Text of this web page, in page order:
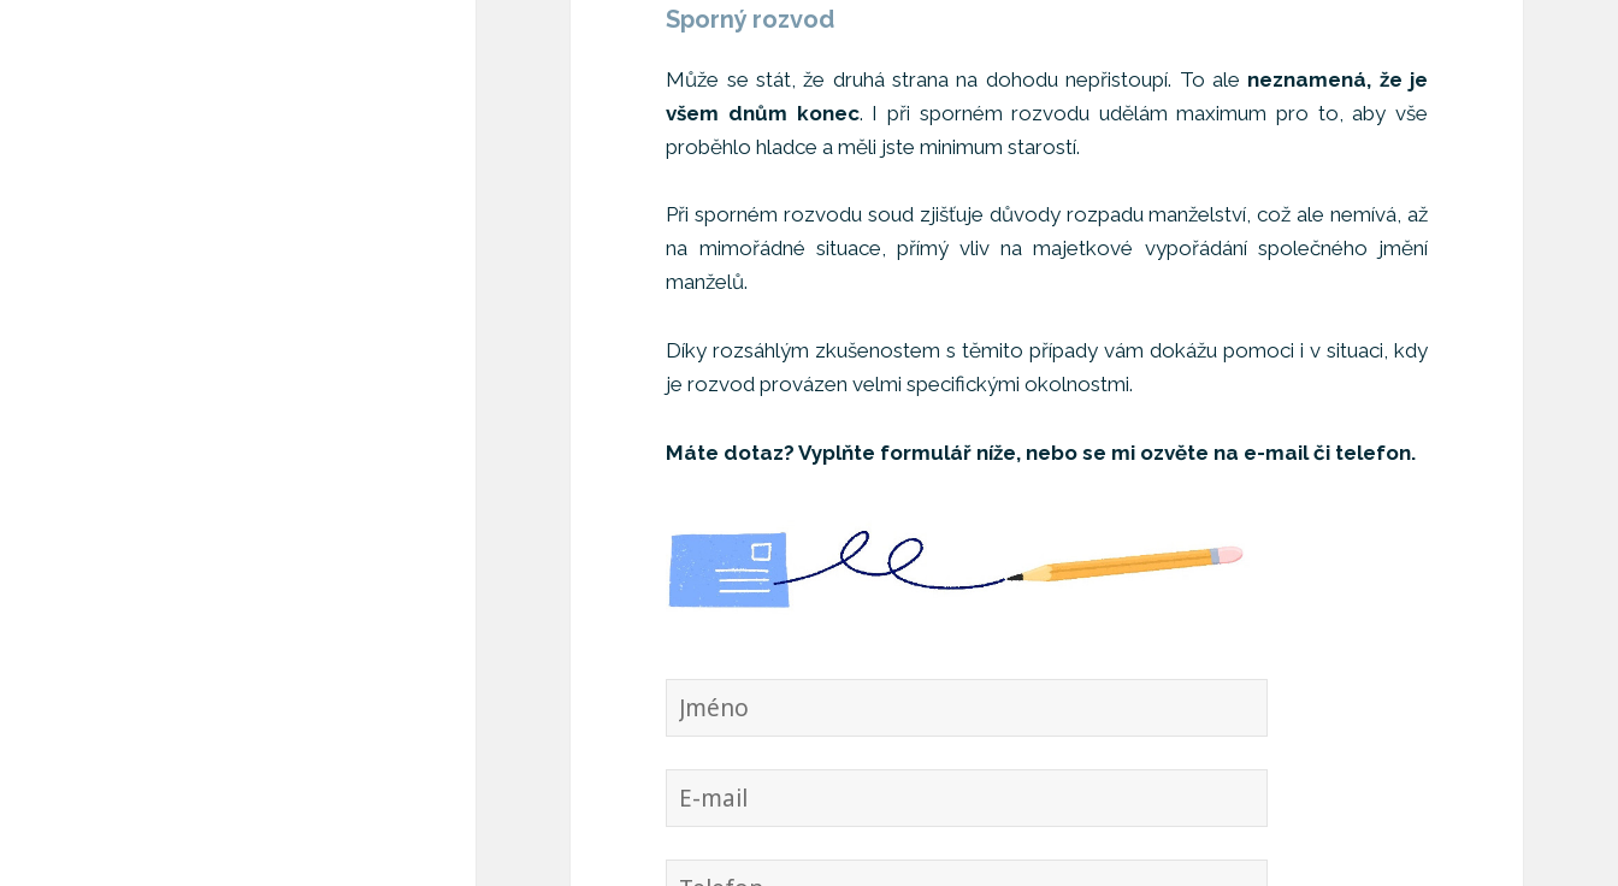
Sporný rozvod
Může se stát, že druhá strana na dohodu nepřistoupí. To ale neznamená, že je
všem dnům konec. I při sporném rozvodu udělám maximum pro to, aby vše
proběhlo hladce a měli jste minimum starostí.
Při sporném rozvodu soud zjišťuje důvody rozpadu manželství, což ale nemívá, až
na mimořádné situace, přímý vliv na majetkové vypořádání společného jmění
manželů.
Díky rozsáhlým zkušenostem s těmito případy vám dokážu pomoci i v situaci, kdy
je rozvod provázen velmi specifickými okolnostmi.
Máte dotaz? Vyplňte formulář níže, nebo se mi ozvěte na e-mail či telefon.